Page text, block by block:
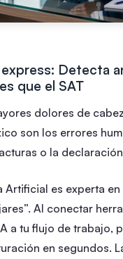
Detecta
que el SAT
dolores de
son los errores
o la
Artificial es experta
Al conectar
a tu flujo de trabajo,
en segundos.